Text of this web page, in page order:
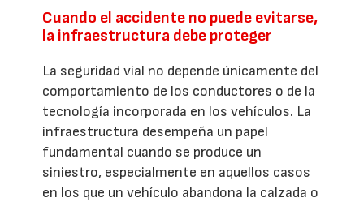
Cuando el accidente no puede evitarse,
la infraestructura debe proteger
La seguridad vial no depende únicamente del
comportamiento de los conductores o de la
tecnología incorporada en los vehículos. La
infraestructura desempeña un papel
fundamental cuando se produce un
siniestro, especialmente en aquellos casos
en los que un vehículo abandona la calzada o